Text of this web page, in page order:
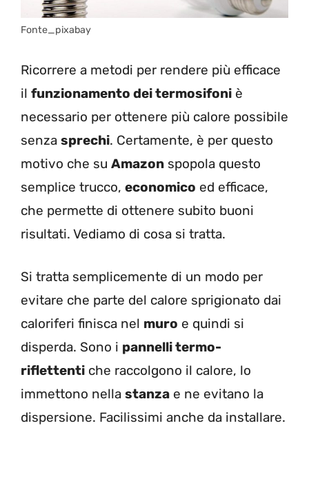
Fonte_pixabay
Ricorrere a metodi per rendere più efficace
il funzionamento dei termosifoni è
necessario per ottenere più calore possibile
senza sprechi. Certamente, è per questo
motivo che su Amazon spopola questo
semplice trucco, economico ed efficace,
che permette di ottenere subito buoni
risultati. Vediamo di cosa si tratta.
Si tratta semplicemente di un modo per
evitare che parte del calore sprigionato dai
caloriferi finisca nel muro e quindi si
disperda. Sono i pannelli termo-
riflettenti che raccolgono il calore, lo
immettono nella stanza e ne evitano la
dispersione. Facilissimi anche da installare.